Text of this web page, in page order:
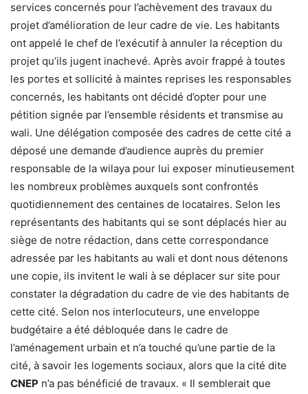
services concernés pour l’achèvement des travaux du
projet d’amélioration de leur cadre de vie. Les habitants
ont appelé le chef de l’exécutif à annuler la réception du
projet qu’ils jugent inachevé. Après avoir frappé à toutes
les portes et sollicité à maintes reprises les responsables
concernés, les habitants ont décidé d’opter pour une
pétition signée par l’ensemble résidents et transmise au
wali. Une délégation composée des cadres de cette cité a
déposé une demande d’audience auprès du premier
responsable de la wilaya pour lui exposer minutieusement
les nombreux problèmes auxquels sont confrontés
quotidiennement des centaines de locataires. Selon les
représentants des habitants qui se sont déplacés hier au
siège de notre rédaction, dans cette correspondance
adressée par les habitants au wali et dont nous détenons
une copie, ils invitent le wali à se déplacer sur site pour
constater la dégradation du cadre de vie des habitants de
cette cité. Selon nos interlocuteurs, une enveloppe
budgétaire a été débloquée dans le cadre de
l’aménagement urbain et n’a touché qu’une partie de la
cité, à savoir les logements sociaux, alors que la cité dite
CNEP n’a pas bénéficié de travaux. « Il semblerait que